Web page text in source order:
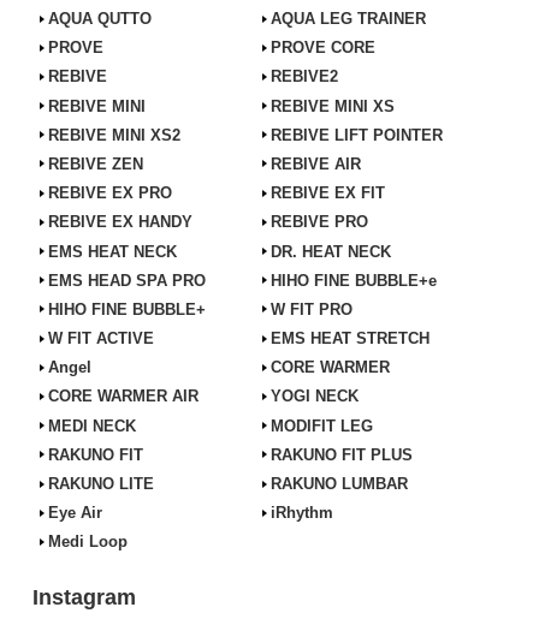
AQUA QUTTO
AQUA LEG TRAINER
PROVE
PROVE CORE
REBIVE
REBIVE2
REBIVE MINI
REBIVE MINI XS
REBIVE MINI XS2
REBIVE LIFT POINTER
REBIVE ZEN
REBIVE AIR
REBIVE EX PRO
REBIVE EX FIT
REBIVE EX HANDY
REBIVE PRO
EMS HEAT NECK
DR. HEAT NECK
EMS HEAD SPA PRO
HIHO FINE BUBBLE+e
HIHO FINE BUBBLE+
W FIT PRO
W FIT ACTIVE
EMS HEAT STRETCH
Angel
CORE WARMER
CORE WARMER AIR
YOGI NECK
MEDI NECK
MODIFIT LEG
RAKUNO FIT
RAKUNO FIT PLUS
RAKUNO LITE
RAKUNO LUMBAR
Eye Air
iRhythm
Medi Loop
Instagram